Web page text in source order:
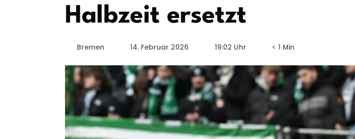
Halbzeit ersetzt
Bremen 14. Februar 2026 19:02 Uhr < 1 Min